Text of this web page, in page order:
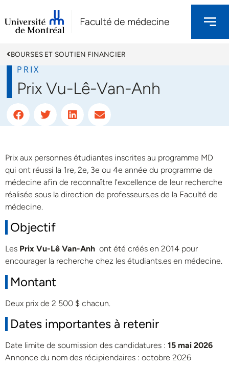
Faculté de médecine
BOURSES ET SOUTIEN FINANCIER
PRIX
Prix Vu-Lê-Van-Anh
Prix aux personnes étudiantes inscrites au programme MD
qui ont réussi la 1re, 2e, 3e ou 4e année du programme de
médecine afin de reconnaître l’excellence de leur recherche
réalisée sous la direction de professeurs.es de la Faculté de
médecine.
Objectif
Les Prix Vu-Lê Van-Anh ont été créés en 2014 pour
encourager la recherche chez les étudiants.es en médecine.
Montant
Deux prix de 2 500 $ chacun.
Dates importantes à retenir
Date limite de soumission des candidatures : 15 mai 2026
Annonce du nom des récipiendaires : octobre 2026